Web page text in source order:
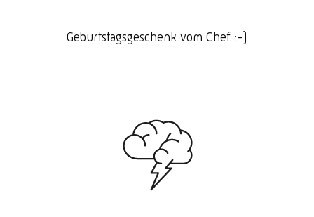
Geburtstagsgeschenk vom Chef :-)